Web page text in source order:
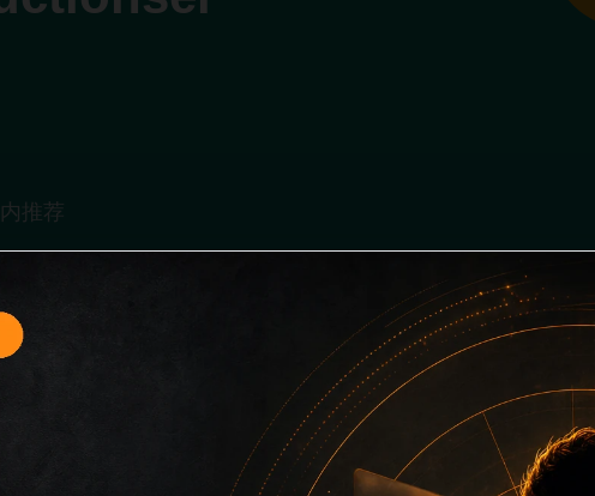
入口15面向移动端用户的连续浏览场景整理，核心围绕最新网红吃